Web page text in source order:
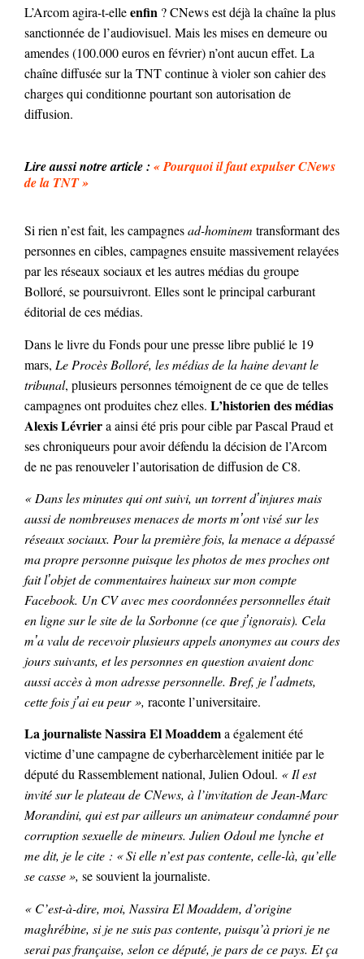
L’Arcom agira-t-elleenfin ? CNews est déjà la chaîne la plus
sanctionnée de l’audiovisuel. Mais les mises en demeure ou
amendes (100.000 euros en février) n’ont aucun effet. La
chaîne diffusée sur la TNT continue à violer son cahier des
charges qui conditionne pourtant son autorisation de
diffusion.
Lire aussi notre article : « Pourquoi il faut expulser CNews
de la TNT »
Si rien n’est fait, les campagnesad-hominem transformant des
personnes en cibles, campagnes ensuite massivement relayées
par les réseaux sociaux et les autres médias du groupe
Bolloré, se poursuivront. Elles sont le principal carburant
éditorial de ces médias.
Dans le livre du Fonds pour une presse libre publié le 19
mars, Le Procès Bolloré, les médias de la haine devant le
tribunal, plusieurs personnes témoignent de ce que de telles
campagnes ont produites chez elles. L’historien des médias
Alexis Lévriera ainsi été pris pour cible par Pascal Praud et
ses chroniqueurs pour avoir défendu la décision de l’Arcom
de ne pas renouveler l’autorisation de diffusion de C8.
« Dans les minutes qui ont suivi, un torrent dʼinjures mais
aussi de nombreuses menaces de morts mʼont visé sur les
réseaux sociaux. Pour la première fois, la menace a dépassé
ma propre personne puisque les photos de mes proches ont
fait lʼobjet de commentaires haineux sur mon compte
Facebook. Un CV avec mes coordonnées personnelles était
en ligne sur le site de la Sorbonne (ce que jʼignorais). Cela
mʼa valu de recevoir plusieurs appels anonymes au cours des
jours suivants, et les personnes en question avaient donc
aussi accès à mon adresse personnelle. Bref, je lʼadmets,
cette fois jʼai eu peur », raconte l’universitaire.
La journaliste Nassira El Moaddema également été
victime d’une campagne de cyberharcèlement initiée par le
député du Rassemblement national, Julien Odoul. « Il est
invité sur le plateau de CNews, à l’invitation de Jean-Marc
Morandini, qui est par ailleurs un animateur condamné pour
corruption sexuelle de mineurs. Julien Odoul me lynche et
me dit, je le cite : « Si elle n’est pas contente, celle-là, qu’elle
se casse », se souvient la journaliste.
« C’est-à-dire, moi, Nassira El Moaddem, d’origine
maghrébine, si je ne suis pas contente, puisqu’à priori je ne
serai pas française, selon ce député, je pars de ce pays. Et ça